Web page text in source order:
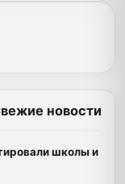
новости
школы и